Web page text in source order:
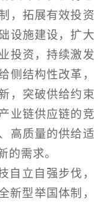
，拓展有效投资
设施建设，扩大
投资，持续激发
侧结构性改革，
，突破供给约束
业链供应链的竞
高质量的供给适
的需求。
自立自强步伐，
新型举国体制，